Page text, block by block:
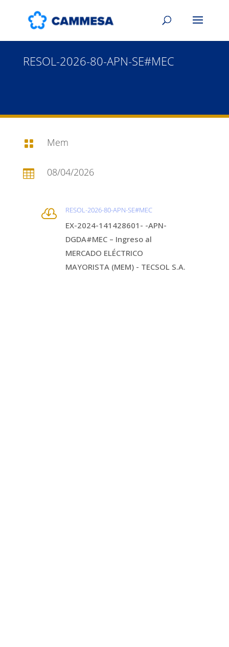
RESOL-2026-80-APN-SE#MEC
 Mem
 08/04/2026
 RESOL-2026-80-APN-SE#MEC
EX-2024-141428601- -APN-
DGDA#MEC – Ingreso al
MERCADO ELÉCTRICO
MAYORISTA (MEM) - TECSOL S.A.